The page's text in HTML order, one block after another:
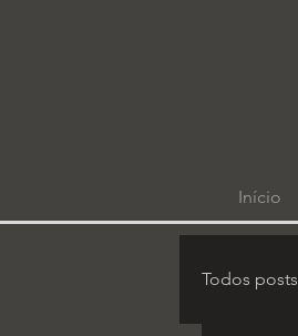
Início
Todos posts